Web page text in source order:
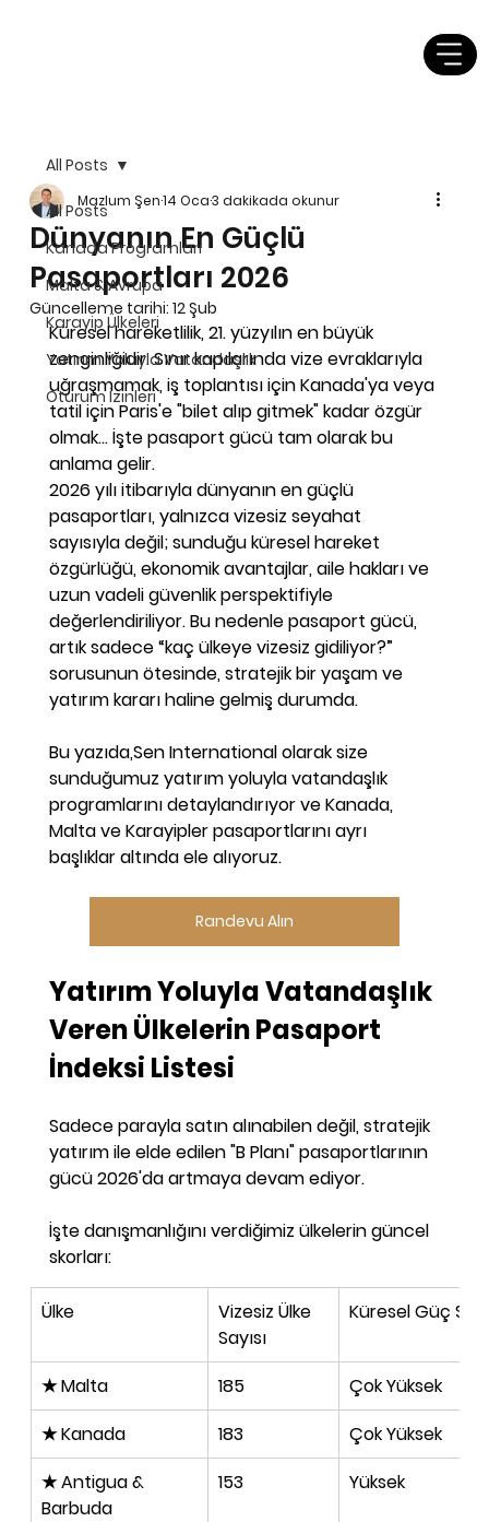
All Posts
Kanada Programları
Malta & Avrupa
Karayip Ülkeleri
Yatırım Yoluyla Vatandaşlık
Oturum İzinleri
All Posts
Dünyanın En Güçlü
Pasaportları 2026
Mazlum Şen14 Oca3 dakikada okunur
Güncelleme tarihi:12 Şub
Küresel hareketlilik, 21. yüzyılın en büyük
zenginliğidir. Sınır kapılarında vize evraklarıyla
uğraşmamak, iş toplantısı için Kanada'ya veya
tatil için Paris'e "bilet alıp gitmek" kadar özgür
olmak... İşte pasaport gücü tam olarak bu
anlama gelir.
2026 yılı itibarıyla dünyanın en güçlü
pasaportları, yalnızca vizesiz seyahat
sayısıyla değil; sunduğu küresel hareket
özgürlüğü, ekonomik avantajlar, aile hakları ve
uzun vadeli güvenlik perspektifiyle
değerlendiriliyor. Bu nedenle pasaport gücü,
artık sadece “kaç ülkeye vizesiz gidiliyor?”
sorusunun ötesinde, stratejik bir yaşam ve
yatırım kararı haline gelmiş durumda.
Bu yazıda,Sen International olarak size
sunduğumuz yatırım yoluyla vatandaşlık
programlarını detaylandırıyor ve Kanada,
Malta ve Karayipler pasaportlarını ayrı
başlıklar altında ele alıyoruz.
Randevu Alın
Yatırım Yoluyla Vatandaşlık
Veren Ülkelerin Pasaport
İndeksi Listesi
Sadece parayla satın alınabilen değil, stratejik
yatırım ile elde edilen "B Planı" pasaportlarının
gücü 2026'da artmaya devam ediyor.
İşte danışmanlığını verdiğimiz ülkelerin güncel
skorları:
Ülke
Vizesiz Ülke
Sayısı
Küresel Güç
★ Malta 185
Çok Yüksek
★ Kanada
183
Çok Yüksek
★ Antigua &
Barbuda
153 Yüksek